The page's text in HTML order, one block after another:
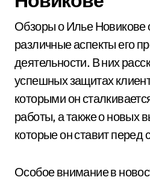
Обзоры о Илье Новикове
различные аспекты его
деятельности. В них
успешных защитах
которыми он
работы, а также о новых
которые он ставит перед
Особое внимание в